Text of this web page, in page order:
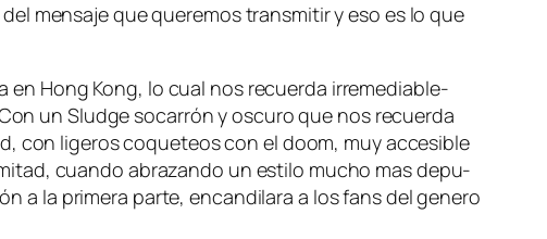
men­sa­je que que­re­mos trans­mi­tir y eso es lo que
en Hong Kong, lo cual nos re­cuer­da irre­me­dia­ble­
un Sludge so­ca­rrón y os­cu­ro que nos re­cuer­da
con li­ge­ros co­que­teos con el doom, muy ac­ce­si­ble
cuan­do abra­zan­do un es­ti­lo mu­cho mas de­pu­
a la pri­me­ra par­te, en­can­di­la­ra a los fans del ge­ne­ro